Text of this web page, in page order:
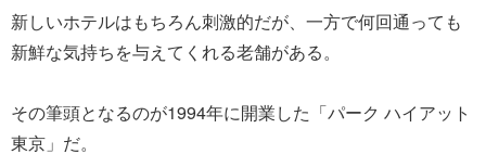
新しいホテルはもちろん刺激的だが、一方で何回通っても
新鮮な気持ちを与えてくれる老舗がある。
その筆頭となるのが1994年に開業した「パーク ハイアット
東京」だ。